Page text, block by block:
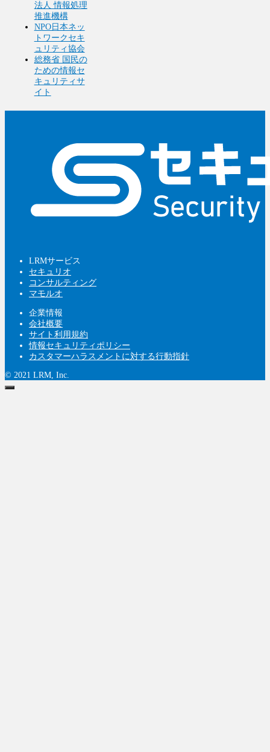
法人 情報処理
推進機構
NPO日本ネッ
トワークセキ
ュリティ協会
総務省 国民の
ための情報セ
キュリティサ
イト
LRMサービス
セキュリオ
コンサルティング
マモルオ
企業情報
会社概要
サイト利用規約
情報セキュリティポリシー
カスタマーハラスメントに対する行動指針
© 2021 LRM, Inc.